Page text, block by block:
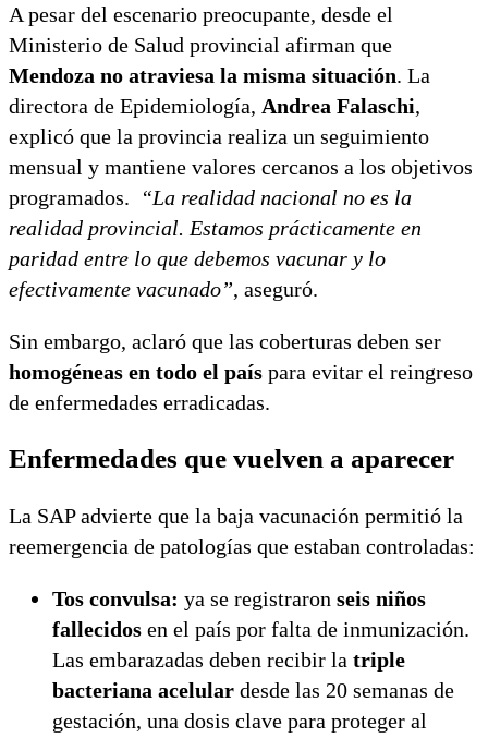
alcoholemia
A pesar del escenario preocupante, desde el
Ministerio de Salud provincial afirman que
Mendoza no atraviesa la misma situación. La
directora de Epidemiología, Andrea Falaschi,
explicó que la provincia realiza un seguimiento
mensual y mantiene valores cercanos a los objetivos
programados.
“La realidad nacional no es la
realidad provincial. Estamos prácticamente en
paridad entre lo que debemos vacunar y lo
efectivamente vacunado”, aseguró.
Sin embargo, aclaró que las coberturas deben ser
homogéneas en todo el país para evitar el reingreso
de enfermedades erradicadas.
Enfermedades que vuelven a aparecer
La SAP advierte que la baja vacunación permitió la
reemergencia de patologías que estaban controladas:
Tos convulsa: ya se registraron seis niños
fallecidos en el país por falta de inmunización.
Las embarazadas deben recibir la triple
bacteriana acelular desde las 20 semanas de
gestación, una dosis clave para proteger al